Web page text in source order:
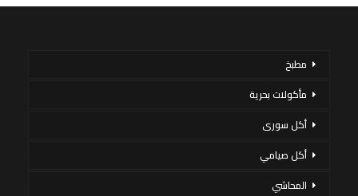
مطبخ
مأكولات بحرية
أكل سورى
أكل صيامي
المحاشي